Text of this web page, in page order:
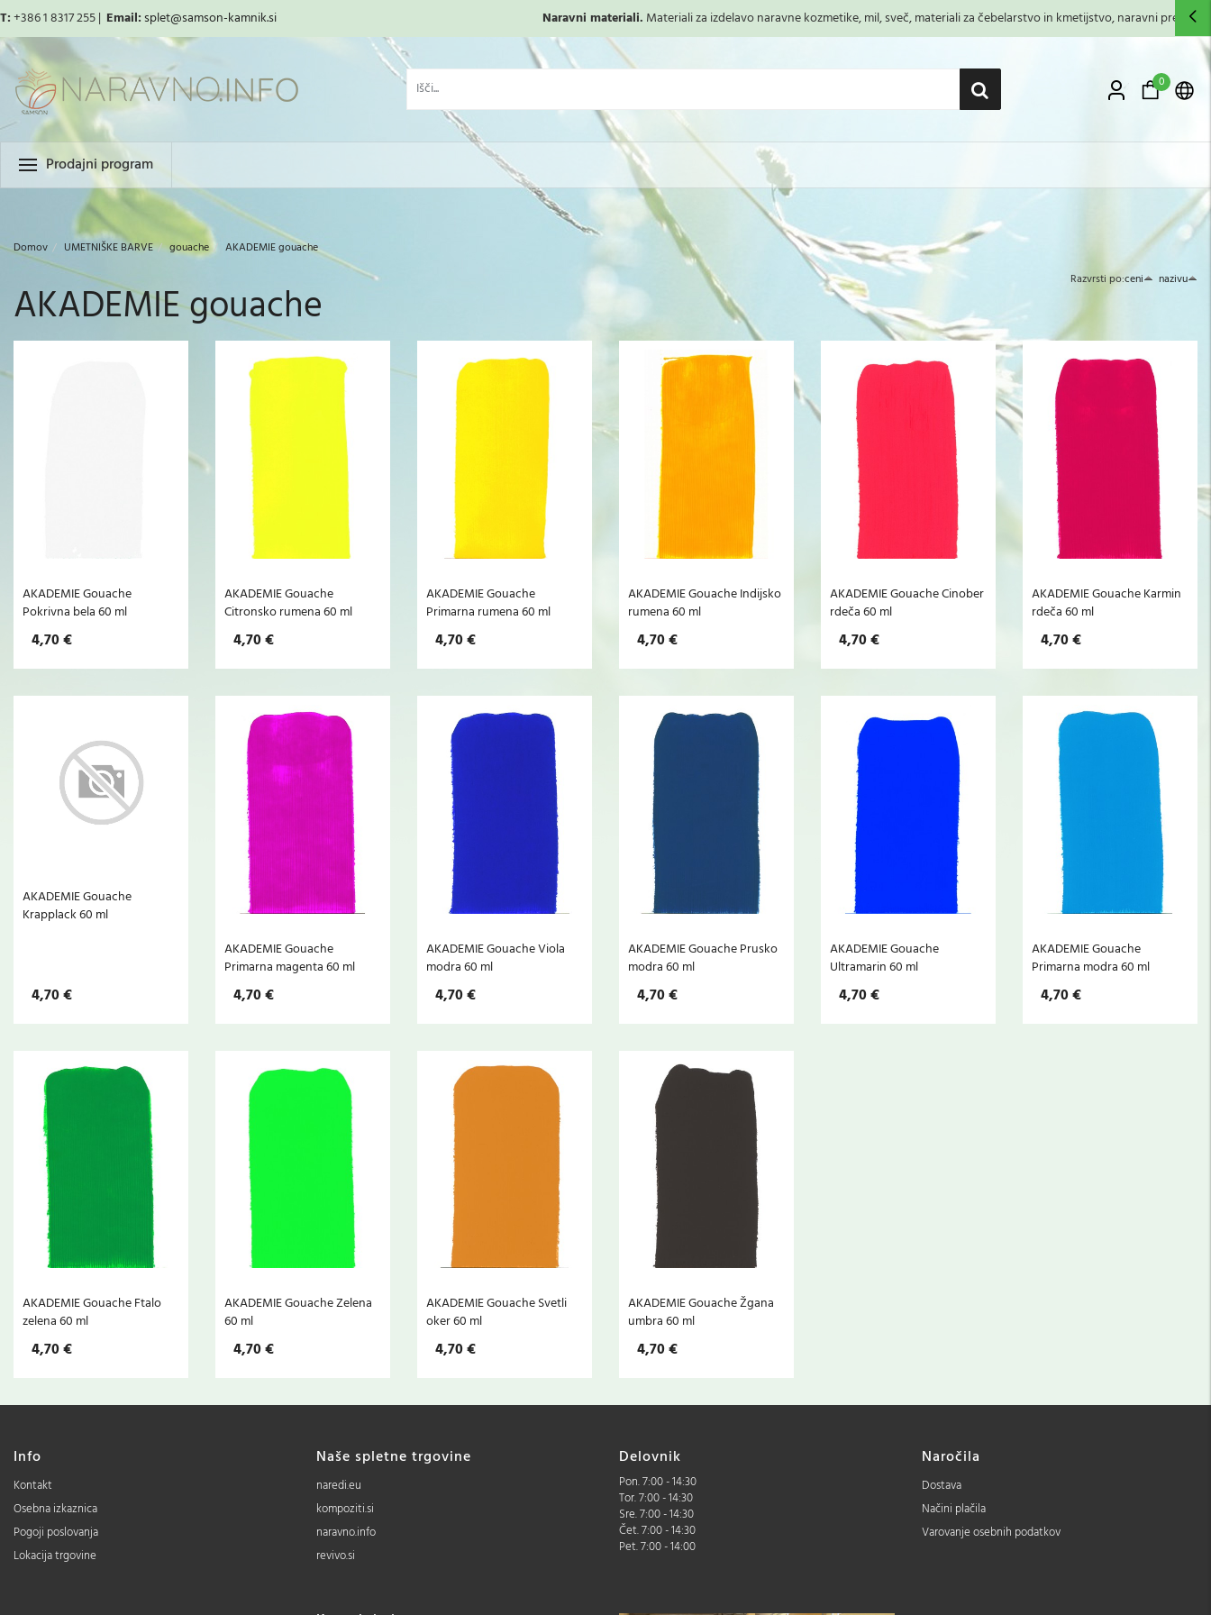
T:+386 1 8317 255 | Email:splet@samson-kamnik.si Naravni materiali. Materiali za izdelavo naravne kozmetike, mil, sveč, materiali za čebelarstvo in kmetijstvo, naravni premazi,...
0
Prodajni program
Domov UMETNIŠKE BARVE gouache
AKADEMIE gouache
Razvrsti po:ceni nazivu
AKADEMIE gouache
AKADEMIE Gouache
Pokrivna bela 60 ml
4,70 €
AKADEMIE Gouache
Citronsko rumena 60 ml
4,70 €
AKADEMIE Gouache
Primarna rumena 60 ml
4,70 €
AKADEMIE Gouache Indijsko
rumena 60 ml
4,70 €
AKADEMIE Gouache Cinober
rdeča 60 ml
4,70 €
AKADEMIE Gouache Karmin
rdeča 60 ml
4,70 €
AKADEMIE Gouache
Krapplack 60 ml
4,70 €
AKADEMIE Gouache
Primarna magenta 60 ml
4,70 €
AKADEMIE Gouache Viola
modra 60 ml
4,70 €
AKADEMIE Gouache Prusko
modra 60 ml
4,70 €
AKADEMIE Gouache
Ultramarin 60 ml
4,70 €
AKADEMIE Gouache
Primarna modra 60 ml
4,70 €
AKADEMIE Gouache Ftalo
zelena 60 ml
4,70 €
AKADEMIE Gouache Zelena
60 ml
4,70 €
AKADEMIE Gouache Svetli
oker 60 ml
4,70 €
AKADEMIE Gouache Žgana
umbra 60 ml
4,70 €
Info
Kontakt
Osebna izkaznica
Pogoji poslovanja
Lokacija trgovine
Naše spletne trgovine
naredi.eu
kompoziti.si
naravno.info
revivo.si
Delovnik
Pon. 7:00 - 14:30
Tor. 7:00 - 14:30
Sre. 7:00 - 14:30
Čet. 7:00 - 14:30
Pet. 7:00 - 14:00
Naročila
Dostava
Načini plačila
Varovanje osebnih podatkov